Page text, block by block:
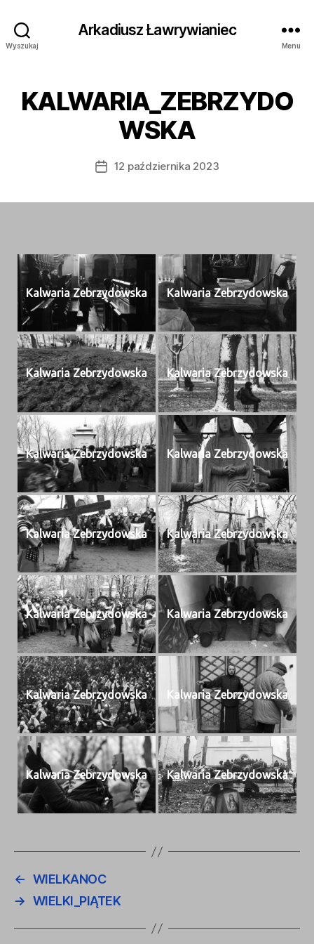
Wyszukaj
Arkadiusz Ławrywianiec
Menu
KALWARIA_ZEBRZYDO
WSKA
Data12 października 2023
Kalwaria Zebrzy­dows­ka Kalwaria Zebrzy­dows­ka
Kalwaria Zebrzy­dows­ka Kalwaria Zebrzy­dows­ka
Kalwaria Zebrzy­dows­ka Kalwaria Zebrzy­dows­ka
Kalwaria Zebrzy­dows­ka Kalwaria Zebrzy­dows­ka
Kalwaria Zebrzy­dows­ka Kalwaria Zebrzy­dows­ka
Kalwaria Zebrzy­dows­ka Kalwaria Zebrzy­dows­ka
Kalwaria Zebrzy­dows­ka Kalwaria Zebrzy­dows­ka
← WIELKANOC
→ WIELKI_PIĄTEK